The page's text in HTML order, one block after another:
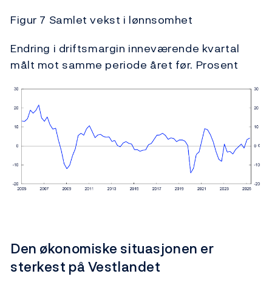
Figur 7 Samlet vekst i lønnsomhet
Endring i driftsmargin inneværende kvartal
målt mot samme periode året før. Prosent
Den økonomiske situasjonen er
sterkest på Vestlandet